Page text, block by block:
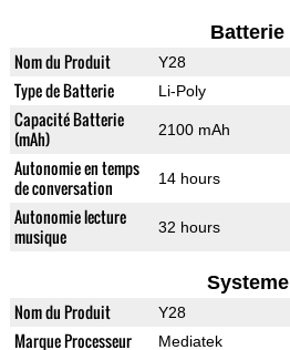
Batterie
Nom du Produit Y28
Type de Batterie Li-Poly
Capacité Batterie
(mAh)
2100 mAh
Autonomie en temps
de conversation
14 hours
Autonomie lecture
musique
32 hours
Systeme
Nom du Produit Y28
Marque Processeur Mediatek